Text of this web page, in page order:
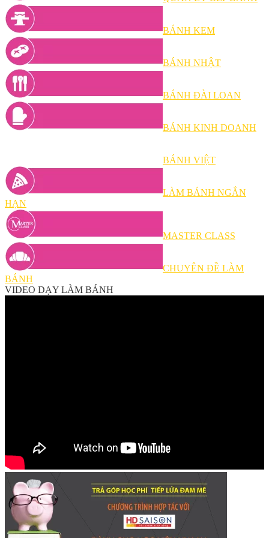
BÁNH KEM
BÁNH NHẬT
BÁNH ĐÀI LOAN
BÁNH KINH DOANH
BÁNH VIỆT
LÀM BÁNH NGẮN
HẠN
MASTER CLASS
CHUYÊN ĐỀ LÀM
BÁNH
VIDEO DẠY LÀM BÁNH